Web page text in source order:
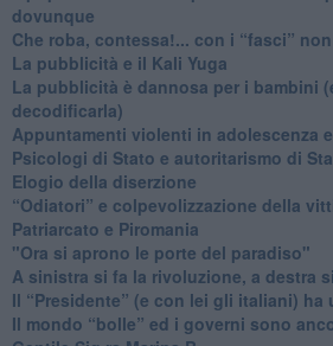
dovunque
​Che roba, contessa!... con i “fasci”
La pubblicità e il Kali Yuga
​La pubblicità è dannosa per i bambini
decodificarla)
​Appuntamenti violenti in adolescenza
​Psicologi di Stato e autoritarismo di
Elogio della diserzione
“Odiatori” e colpevolizzazione della
​Patriarcato e Piromania
"Ora si aprono le porte del paradiso"
​A sinistra si fa la rivoluzione, a destra
​Il “Presidente” (e con lei gli italiani) ha
​Il mondo “bolle” ed i governi sono